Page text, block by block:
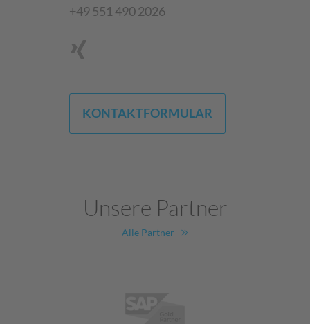
+49 551 490 2026
KONTAKTFORMULAR
Unsere Partner
Alle Partner